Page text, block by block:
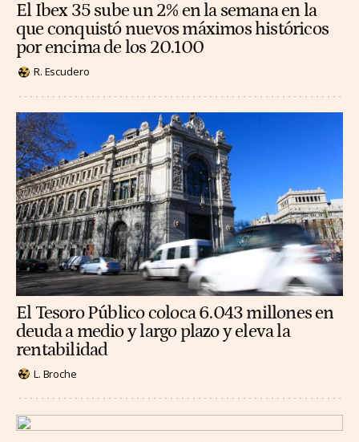
El Ibex 35 sube un 2% en la semana en la
que conquistó nuevos máximos históricos
por encima de los 20.100
R. Escudero
El Tesoro Público coloca 6.043 millones en
deuda a medio y largo plazo y eleva la
rentabilidad
L. Broche